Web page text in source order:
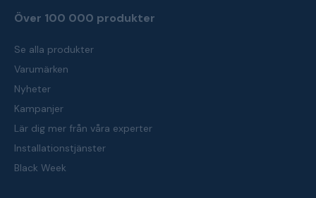
Över 100 000 produkter
Se alla produkter
Varumärken
Nyheter
Kampanjer
Lär dig mer från våra experter
Installationstjänster
Black Week